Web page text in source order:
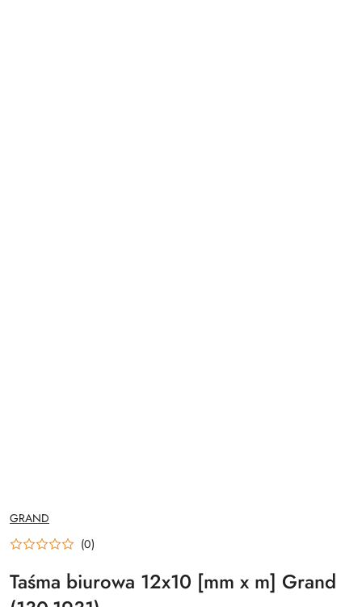
NAZWA
PRODUCENTA:
GRAND
(0)
Taśma biurowa 12x10 [mm x m] Grand